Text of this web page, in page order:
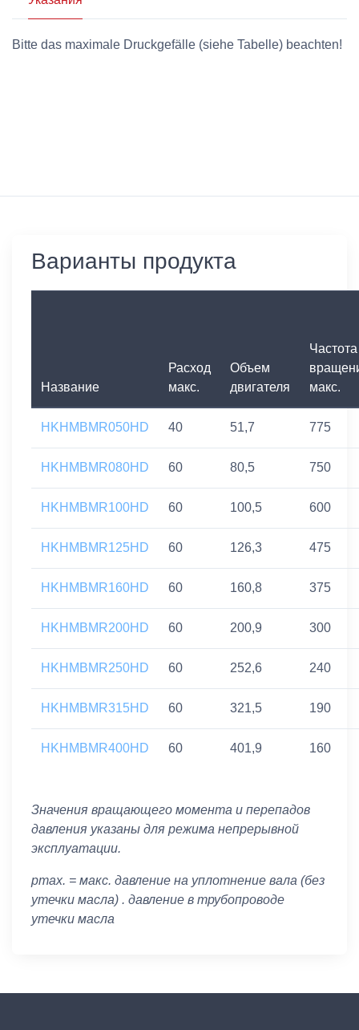
Bitte das maximale Druckgefälle (siehe Tabelle) beachten!
Варианты продукта
Название
Расход
макс.
Объем
двигателя
Частота
макс.
HKHMBMR050HD 40 51,7 775
HKHMBMR080HD 60 80,5 750
HKHMBMR100HD 60 100,5 600
HKHMBMR125HD 60 126,3 475
HKHMBMR160HD 60 160,8 375
HKHMBMR200HD 60 200,9 300
HKHMBMR250HD 60 252,6 240
HKHMBMR315HD 60 321,5 190
HKHMBMR400HD 60 401,9 160
Значения вращающего момента и перепадов
давления указаны для режима непрерывной
эксплуатации.
pmax. = макс. давление на уплотнение вала (без
утечки масла) . давление в трубопроводе
утечки масла